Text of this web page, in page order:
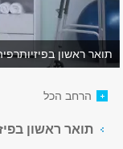
תואר ראשון
הרחב הכל
תואר ראשון